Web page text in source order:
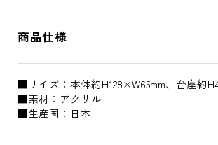
商品仕様
■サイズ：本体約H128×W65mm、台座約
■素材：アクリル
■生産国：日本